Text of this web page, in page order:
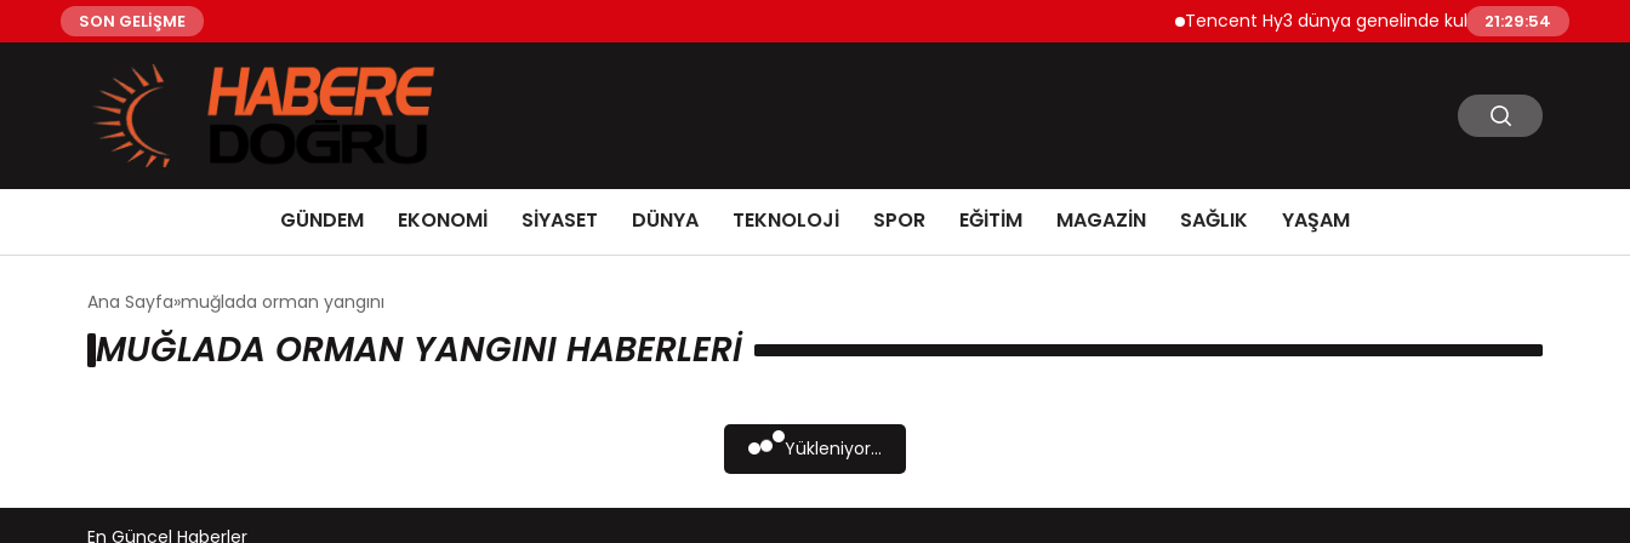
SON GELİŞME Tencent Hy3 dünya genelinde kullanıma sunuldu
21:29:54
GÜNDEM EKONOMİ SİYASET DÜNYA TEKNOLOJİ SPOR EĞİTİM MAGAZİN SAĞLIK YAŞAM
Ana Sayfa muğlada orman yangını
MUĞLADA ORMAN YANGINI HABERLERI
Yükleniyor...
En Güncel Haberler